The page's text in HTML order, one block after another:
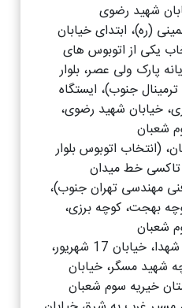
شهید رضوی
(ره)، ابتدای خیابان
یکی از اتوبوس های
پارک ولی عصر، بلوار
جنوب)، ایستگاه
خیابان شهید رضوی،
شعبان
(انتخاب اتوبوس بلوار
تاکسی خط میدان
مهندسی تهران جنوب)،
بهجت، کوچه برزی،
شعبان
ایستگاه مترو میدان شهدا، خیابان 17 شهریور،
شهید مسگر، خیابان
خیریه سوم شعبان